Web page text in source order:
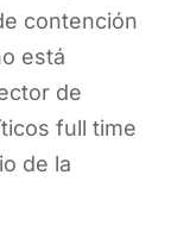
contención
está
de
full time
de la